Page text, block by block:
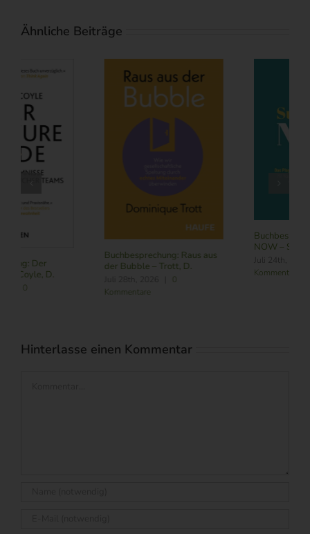
Ähnliche Beiträge
Buchbesprechung: Subscribe
Juli 24th, 2026
Kommentare
Buchbesprechung: Führung
im Zeitalter von KI – Butler,
R./ Nitschmann, J./ Becking,
M.
Hinterlasse einen Kommentar